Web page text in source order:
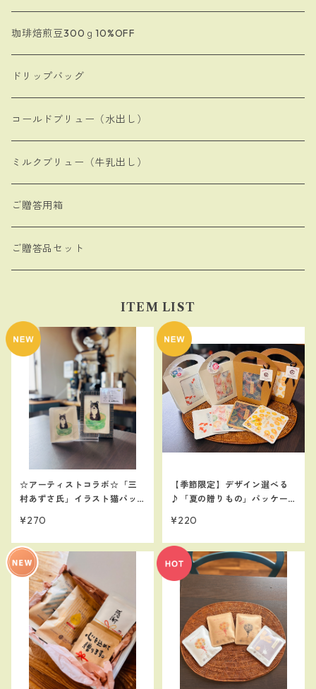
珈琲焙煎豆300ｇ10%OFF
ドリップバッグ
コールドブリュー（水出し）
ミルクブリュー（牛乳出し）
ご贈答用箱
ご贈答品セット
ITEM LIST
☆アーティストコラボ☆「三
村あずさ氏」イラスト猫パッ
¥270
【季節限定】デザイン選べる
♪「夏の贈りもの」パッケー
¥220